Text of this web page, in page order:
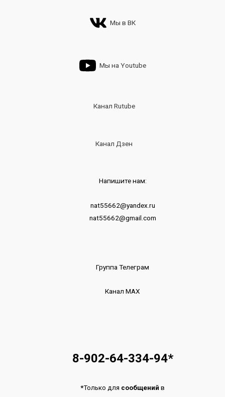
Мы в ВК
Мы на Youtube
Канал Rutube
Канал Дзен
Напишите нам:
nat55662@yandex.ru
nat55662@gmail.com
Группа Телеграм
Канал МАХ
8-902-64-334-94*
*Только для сообщений в